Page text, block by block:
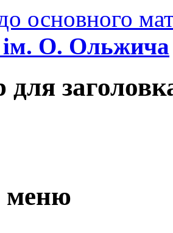
основного
О. Ольжича
для
меню